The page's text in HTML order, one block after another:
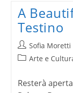
A
Testino
Autore
dell'articolo:
Sofia Moretti
Categoria
Arte e
Resterà